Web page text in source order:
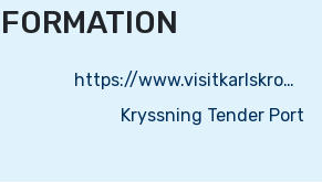
https://www.visitkarlskrona.se
Kryssning Tender Port